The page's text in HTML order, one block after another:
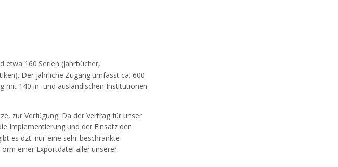
160 Serien (Jahrbücher,
Der jährliche Zugang umfasst ca. 600
mit 140 in- und ausländischen Institutionen
zur Verfügung. Da der Vertrag für unser
Implementierung und der Einsatz der
es dzt. nur eine sehr beschränkte
einer Exportdatei aller unserer